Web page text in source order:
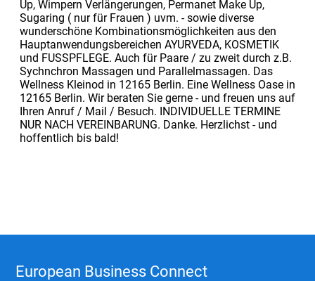
Up, Wimpern Verlängerungen, Permanet Make Up,
Sugaring ( nur für Frauen ) uvm. - sowie diverse
wunderschöne Kombinationsmöglichkeiten aus den
Hauptanwendungsbereichen AYURVEDA, KOSMETIK
und FUSSPFLEGE. Auch für Paare / zu zweit durch z.B.
Sychnchron Massagen und Parallelmassagen. Das
Wellness Kleinod in 12165 Berlin. Eine Wellness Oase in
12165 Berlin. Wir beraten Sie gerne - und freuen uns auf
Ihren Anruf / Mail / Besuch. INDIVIDUELLE TERMINE
NUR NACH VEREINBARUNG. Danke. Herzlichst - und
hoffentlich bis bald!
European Business Connect